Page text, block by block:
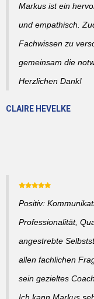
Markus ist ein
und empathisch.
Fachwissen zu
gemeinsam die
Herzlichen Dank!
CLAIRE HEVELKE
Positiv:
Professionalität,
angestrebte
allen fachlichen
sein gezieltes